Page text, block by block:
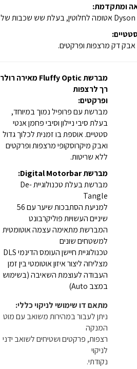
ומתקדמת:
דק מרצפות ופרקטים.
מברשת Fluffy Optic מאירה רולר
רך לרצפות
ופרקטים:
מברשת עם פרופיל נמוך במיוחד,
בעלת סיבי ניילון וסיבי פחמן אנטי
סטטיים. אוספת בו זמנית לכלוך גדול
ואבק מיקרוסקופי מרצפות ופרקטים
ללא שריטות.
מברשת Digital Motorbar:
מברשת בעלת טכנולוגיית De-
Tangle
למניעת הסתבכות שיער עם 56
שיניים העשויות פוליקרבונט
המברשת מתאימה עצמה אוטומטית
למשטחים שונים
טכנולוגיית חיישן העומס הדינמי DLS
מצליחה ליצור איזון אוטומטי בין זמן
העבודה לעוצמת השאיבה (בשימוש
במצב Auto)
מתאם דו שימושי לניקוי כללי:
ניתן לעבור במהירות משואב עם מוט
המנקה
רצפות, פרקטים ושטיחים לשואב ידני
לניקוי
נקודתי.